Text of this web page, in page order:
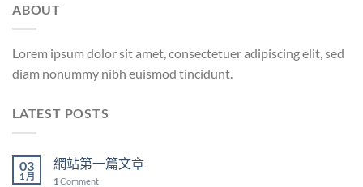
ABOUT
Lorem ipsum dolor sit amet, consectetuer adipiscing elit, sed
diam nonummy nibh euismod tincidunt.
LATEST POSTS
03
1 月
網站第一篇文章
1 Comment